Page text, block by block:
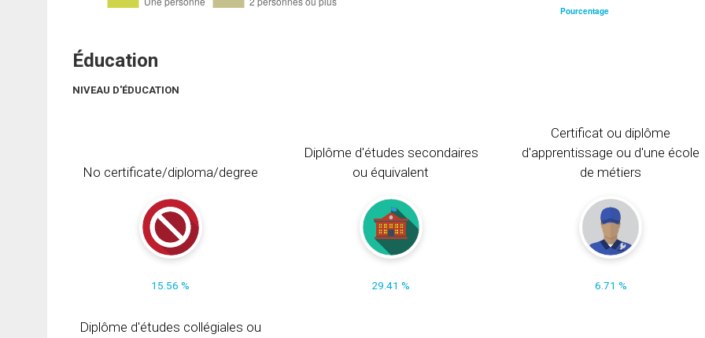
Éducation
NIVEAU D'ÉDUCATION
No certificate/diploma/degree
15.56 %
Diplôme d'études secondaires
ou équivalent
29.41 %
Certificat ou diplôme
d'apprentissage ou d'une école
de métiers
6.71 %
Diplôme d'études collégiales ou